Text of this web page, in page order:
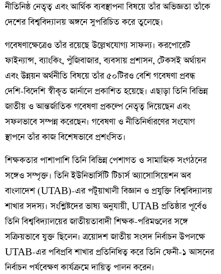
নীতিনিষ্ঠ নেতৃত্ব এবং আর্থিক ব্যবস্থাপনা বিষয়ে তাঁর অভিজ্ঞতা তাঁকে
দেশের বিশ্ববিদ্যালয় অঙ্গনে সুপরিচিত করে তুলেছে।
গবেষণাক্ষেত্রেও তাঁর রয়েছে উল্লেখযোগ্য সাফল্য। করপোরেট
ফাইন্যান্স, ব্যাংকিং, পুঁজিবাজার, ব্যবসায় প্রশাসন, টেকসই অর্থায়ন
এবং উন্নয়ন অর্থনীতি বিষয়ে তাঁর ৫০টিরও বেশি গবেষণা প্রবন্ধ
দেশি-বিদেশি স্বীকৃত জার্নালে প্রকাশিত হয়েছে। এছাড়া তিনি বিভিন্ন
জাতীয় ও আন্তর্জাতিক গবেষণা প্রকল্পে নেতৃত্ব দিয়েছেন এবং
সফলভাবে সম্পন্ন করেছেন। গবেষণা ও নীতিনির্ধারণের সংযোগ
স্থাপনে তাঁর কাজ বিশেষভাবে প্রশংসিত।
শিক্ষকতার পাশাপাশি তিনি বিভিন্ন পেশাগত ও সামাজিক সংগঠনের
সঙ্গেও সম্পৃক্ত। তিনি ইউনিভার্সিটি টিচার্স অ্যাসোসিয়েশন অব
বাংলাদেশ (UTAB)-এর পটুয়াখালী বিজ্ঞান ও প্রযুক্তি বিশ্ববিদ্যালয়
শাখার সদস্য। সংশ্লিষ্টদের ভাষ্য অনুযায়ী, UTAB প্রতিষ্ঠার পূর্বেও
তিনি বিশ্ববিদ্যালয়ের জাতীয়তাবাদী শিক্ষক-পরিমণ্ডলের সঙ্গে
সক্রিয়ভাবে যুক্ত ছিলেন। ত্রয়োদশ জাতীয় সংসদ নির্বাচন উপলক্ষে
UTAB-এর পবিপ্রবি শাখার প্রতিনিধিত্ব করে তিনি ফেনী-১ আসনের
নির্বাচন পর্যবেক্ষণ কার্যক্রমে দায়িত্ব পালন করেন।